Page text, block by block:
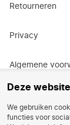
Deze
We gebruiken
functies voor
Retourneren
Privacy
Algemene